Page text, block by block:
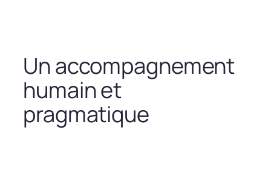
Un accompagnement
humain et
pragmatique